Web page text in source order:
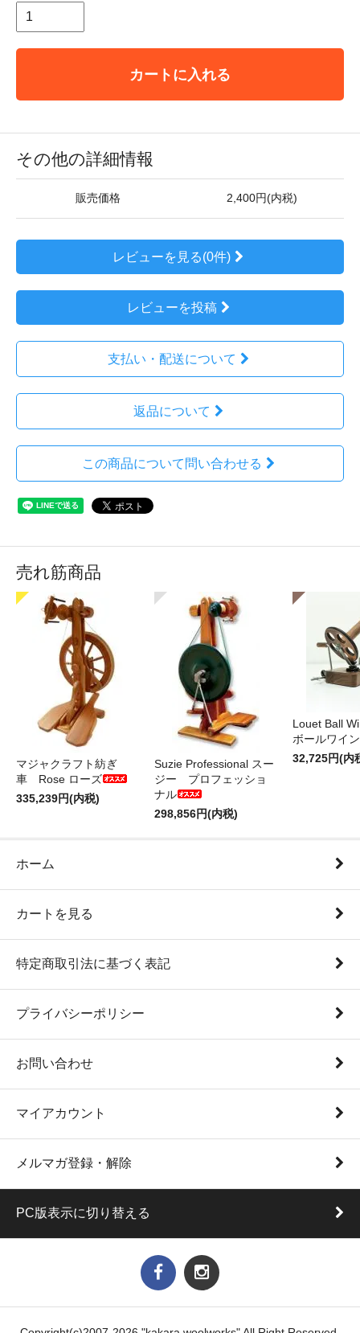
カートに入れる
その他の詳細情報
販売価格 2,400円(内税)
レビューを見る(0件)
レビューを投稿
支払い・配送について
返品について
この商品について問い合わせる
売れ筋商品
マジャクラフト紡ぎ
車 Rose ローズ
335,239円(内税)
Suzie Professional スー
ジー プロフェッショ
ナル
298,856円(内税)
Louet Ball
ボールワイ
32,725円(内
ホーム
カートを見る
特定商取引法に基づく表記
プライバシーポリシー
お問い合わせ
マイアカウント
メルマガ登録・解除
PC版表示に切り替える